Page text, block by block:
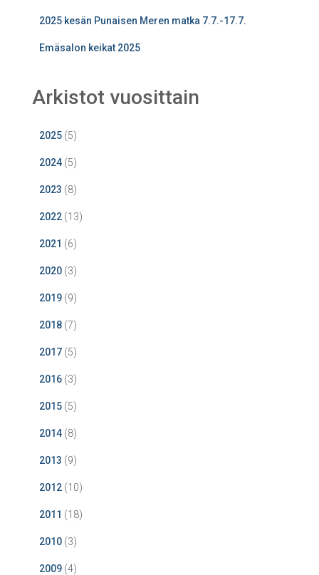
2025 kesän Punaisen Meren matka 7.7.-17.7.
Emäsalon keikat 2025
Arkistot vuosittain
2025 (5)
2024 (5)
2023 (8)
2022 (13)
2021 (6)
2020 (3)
2019 (9)
2018 (7)
2017 (5)
2016 (3)
2015 (5)
2014 (8)
2013 (9)
2012 (10)
2011 (18)
2010 (3)
2009 (4)